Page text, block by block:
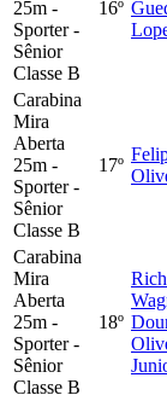
25m -
Sporter -
Sênior
Classe B
16º
Carabina
Mira
Aberta
25m -
Sporter -
Sênior
Classe B
17º
Carabina
Mira
Aberta
25m -
Sporter -
Sênior
Classe B
18º